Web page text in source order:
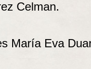
Celman.
María Eva